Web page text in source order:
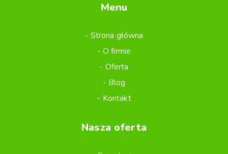
Menu
Strona główna
O firmie
Oferta
Blog
Kontakt
Nasza oferta